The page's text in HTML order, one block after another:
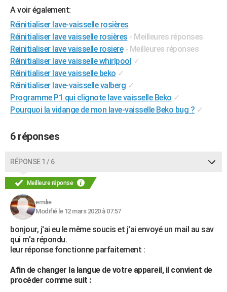
Alimentation
Guide de la santé
Maladies
Médicaments
Sommeil
VOYAGE
Destinations
City break
Voyage nature
Voyage de noces
Forum
Climat
+PHOTO
GUIDES D'ACHAT
BONS PLANS
CARTE DE VOEUX
Carte de Noël
Carte Bonne année
Carte Saint-Valentin
Carte Pâques
Carte d'anniversaire
DICTIONNAIRE
Dictionnaire
Biographies
Citations
Expressions
Proverbes
PROGRAMME TV
COPAINS D'AVANT
S'inscrire
Se connecter
Lycées
Collèges
Primaires
Universités
Entreprises
Service militaire
Avis de recherche
AVIS DE DÉCÈS
FORUM
Bricolage
Lifestyle
Culture
Sport
Auto
Television
Voyage
Cinema
A voir également:
Réinitialiser lave-vaisselle rosières
Réinitialiser lave vaisselle rosières - Meilleures réponses
Reinitialiser lave vaisselle rosiere - Meilleures réponses
Réinitialiser lave vaisselle whirlpool ✓
Réinitialiser lave vaisselle beko ✓
Réinitialiser lave-vaisselle valberg ✓
Programme P1 qui clignote lave vaisselle Beko ✓
Pourquoi la vidange de mon lave-vaisselle Beko bug ? ✓
6 réponses
RÉPONSE 1 / 6
Meilleure réponse
emilie
Modifié le 12 mars 2020 à 07:57
bonjour, j'ai eu le même soucis et j'ai envoyé un mail au sav
qui m'a répondu.
leur réponse fonctionne parfaitement :
Afin de changer la langue de votre appareil, il convient de
procéder comme suit :